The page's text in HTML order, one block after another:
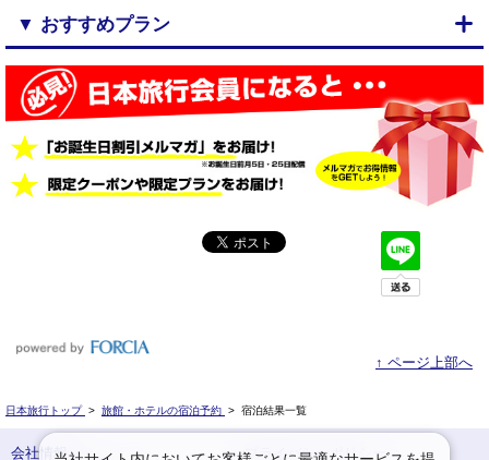
▼ おすすめプラン
↑ ページ上部へ
日本旅行トップ > 旅館・ホテルの宿泊予約 > 宿泊結果一覧
会社情報 プライバシーポリシー